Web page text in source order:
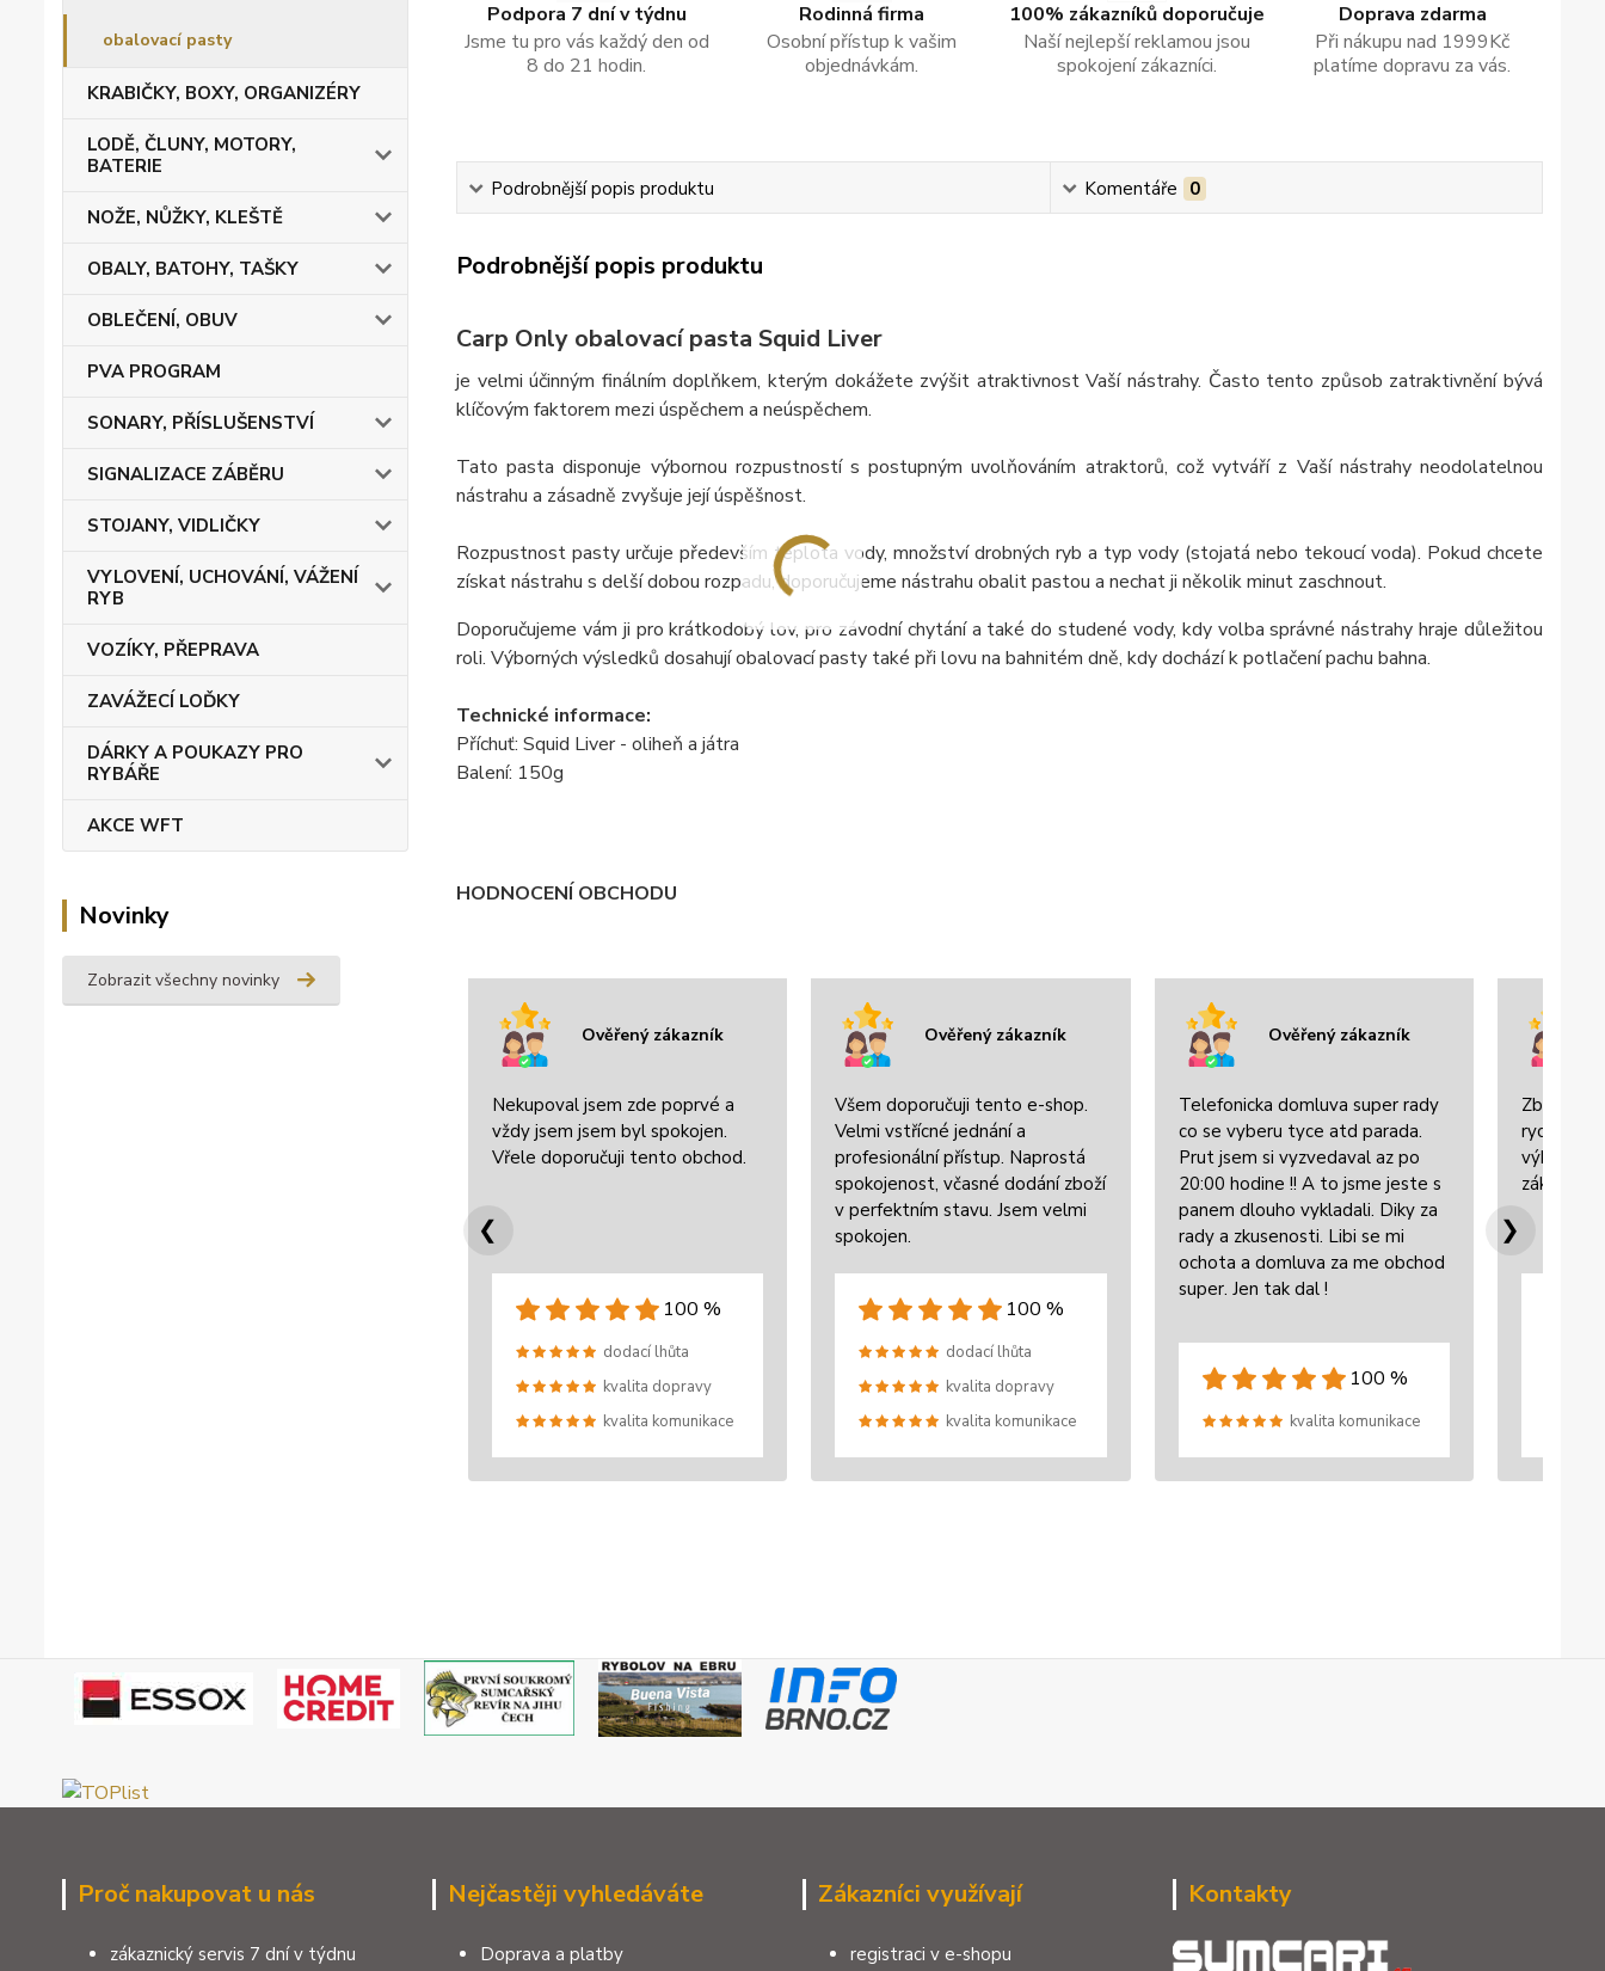
obalovací pasty
KRABIČKY, BOXY, ORGANIZÉRY
LODĚ, ČLUNY, MOTORY,
BATERIE
NOŽE, NŮŽKY, KLEŠTĚ
OBALY, BATOHY, TAŠKY
OBLEČENÍ, OBUV
PVA PROGRAM
SONARY, PŘÍSLUŠENSTVÍ
SIGNALIZACE ZÁBĚRU
STOJANY, VIDLIČKY
VYLOVENÍ, UCHOVÁNÍ, VÁŽENÍ
RYB
VOZÍKY, PŘEPRAVA
ZAVÁŽECÍ LOĎKY
DÁRKY A POUKAZY PRO
RYBÁŘE
AKCE WFT
Novinky
Zobrazit všechny novinky
Podpora 7 dní v týdnu
Jsme tu pro vás každý den od
8 do 21 hodin.
Rodinná firma
Osobní přístup k vašim
objednávkám.
100% zákazníků doporučuje
Naší nejlepší reklamou jsou
spokojení zákazníci.
Doprava zdarma
Při nákupu nad 1999Kč
platíme dopravu za vás.
Podrobnější popis produktu Komentáře 0
Podrobnější popis produktu
Carp Only obalovací pasta Squid Liver
je velmi účinným finálním doplňkem, kterým dokážete zvýšit atraktivnost Vaší nástrahy. Často tento způsob zatraktivnění bývá
klíčovým faktorem mezi úspěchem a neúspěchem.
Tato pasta disponuje výbornou rozpustností s postupným uvolňováním atraktorů, což vytváří z Vaší nástrahy neodolatelnou
nástrahu a zásadně zvyšuje její úspěšnost.
Rozpustnost pasty určuje především teplota vody, množství drobných ryb a typ vody (stojatá nebo tekoucí voda). Pokud chcete
získat nástrahu s delší dobou rozpadu, doporučujeme nástrahu obalit pastou a nechat ji několik minut zaschnout.
Doporučujeme vám ji pro krátkodobý lov, pro závodní chytání a také do studené vody, kdy volba správné nástrahy hraje důležitou
roli. Výborných výsledků dosahují obalovací pasty také při lovu na bahnitém dně, kdy dochází k potlačení pachu bahna.
Technické informace:
Příchuť: Squid Liver - oliheň a játra
Balení: 150g
HODNOCENÍ OBCHODU
Ověřený zákazník
Nekupoval jsem zde poprvé a
vždy jsem jsem byl spokojen.
Vřele doporučuji tento obchod.
100 %
dodací lhůta
kvalita dopravy
kvalita komunikace
Ověřený zákazník
Všem doporučuji tento e-shop.
Velmi vstřícné jednání a
profesionální přístup. Naprostá
spokojenost, včasné dodání zboží
v perfektním stavu. Jsem velmi
spokojen.
100 %
dodací lhůta
kvalita dopravy
kvalita komunikace
Ověřený zákazník
Telefonicka domluva super rady
co se vyberu tyce atd parada.
Prut jsem si vyzvedaval az po
20:00 hodine !! A to jsme jeste s
panem dlouho vykladali. Diky za
rady a zkusenosti. Libi se mi
ochota a domluva za me obchod
super. Jen tak dal !
100 %
kvalita komunikace
Zboží
rychle
výbornou
❮ ❯
Proč nakupovat u nás
zákaznický servis 7 dní v týdnu
Nejčastěji vyhledáváte
Doprava a platby
Zákazníci využívají
registraci v e-shopu
Kontakty